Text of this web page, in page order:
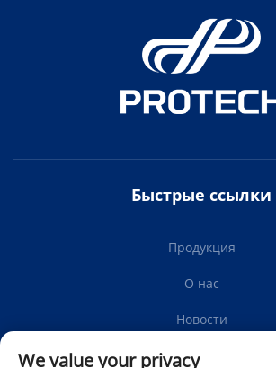
Быстрые ссылки
Продукция
О нас
Новости
Связаться С Нами
We value your privacy